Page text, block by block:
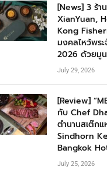
[News] 3 ร้า
XianYuan,
Kong
มงคลไหว้พร
2026 ด้วยมูน
July 29, 2026
[Review]
กับ Chef
ตำนานสเต๊ก
Sindhorn
Bangkok
July 25, 2026